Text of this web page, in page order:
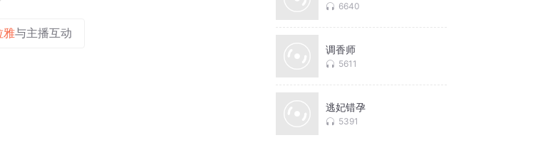
雅与主播互动
6640
调香师
5611
逃妃错孕
5391